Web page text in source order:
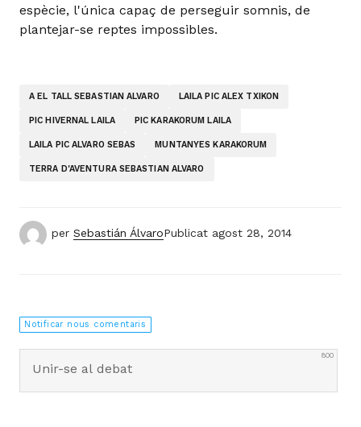
espècie, l'única capaç de perseguir somnis, de
plantejar-se reptes impossibles.
A EL TALL SEBASTIAN ALVARO LAILA PIC ALEX TXIKON
PIC HIVERNAL LAILA PIC KARAKORUM LAILA
LAILA PIC ALVARO SEBAS MUNTANYES KARAKORUM
TERRA D'AVENTURA SEBASTIAN ALVARO
per Sebastián ÁlvaroPublicat agost 28, 2014
Notificar nous comentaris
800